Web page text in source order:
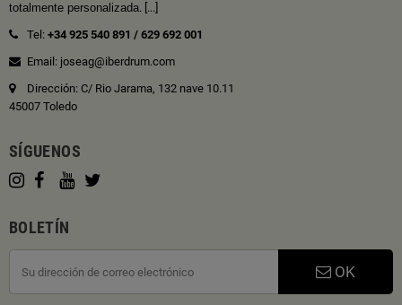
totalmente personalizada. [...]
Tel: +34 925 540 891 / 629 692 001
Email: joseag@iberdrum.com
Dirección: C/ Rio Jarama, 132 nave 10.11
45007 Toledo
SÍGUENOS
BOLETÍN
OK